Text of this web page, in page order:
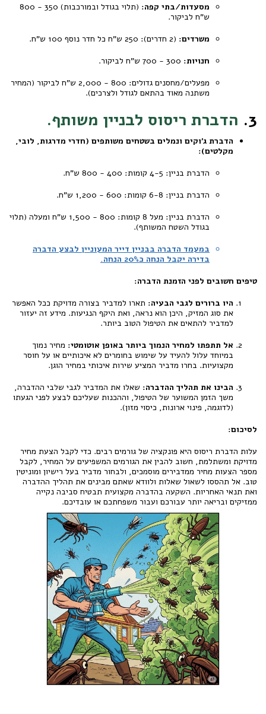
מסעדות/בתי קפה:
(תלוי בגודל ובמורכבות) 350 - 800
ש"ח לביקור.
משרדים: (2 חדרים): 250 ש"ח כל חדר נוסף 100 ש"ח.
חנויות:
מפעלים/מחסנים גדולים: 800 - 2,000 ש"ח לביקור (המחיר
משתנה מאוד בהתאם לגודל ולצרכים).
3. הדברת ריסוס לבניין משותף.
הדברת ג'וקים ונמלים בשטחים משותפים (חדרי מדרגות, לובי,
מקלטים):
הדברת בניין: 4-5 קומות: 400 - 800 ש"ח.
הדברת בניין: 6-8 קומות: 600 - 1,200 ש"ח.
הדברת בניין: מעל 8 קומות: 800 - 1,500 ש"ח ומעלה (תלוי
בגודל השטח המשותף).
במעמד הדברה בבניין דייר המעוניין לבצע הדברה
בדירה יקבל הנחה כ20% הנחה.
טיפים חשובים לפני הזמנת הדברה:
היו ברורים לגבי הבעיה: תארו למדביר בצורה מדויקת ככל האפשר
את סוג המזיק, היכן הוא נראה, ואת היקף הנגיעות. מידע זה יעזור
למדביר להתאים את הטיפול הטוב ביותר.
אל תתפתו למחיר הנמוך ביותר באופן אוטומטי: מחיר נמוך
במיוחד עלול להעיד על שימוש בחומרים לא איכותיים או על חוסר
מקצועיות. בחרו מדביר המציע שירות איכותי במחיר הוגן.
הבינו את תהליך ההדברה: שאלו את המדביר לגבי שלבי ההדברה,
משך הזמן המשוער של הטיפול, וההכנות שעליכם לבצע לפני הגעתו
(לדוגמה, פינוי ארונות, כיסוי מזון).
לסיכום:
עלות הדברת ריסוס היא פונקציה של גורמים רבים. כדי לקבל הצעת מחיר
מדויקת ומשתלמת, חשוב להבין את הגורמים המשפיעים על המחיר, לקבל
מספר הצעות מחיר ממדבירים מוסמכים, ולבחור מדביר בעל רישיון ומוניטין
טוב. אל תהססו לשאול שאלות ולוודא שאתם מבינים את תהליך ההדברה
ואת תנאי האחריות. השקעה בהדברה מקצועית תבטיח סביבה נקייה
ממזיקים ובריאה יותר עבורכם ועבור משפחתכם או עובדיכם.